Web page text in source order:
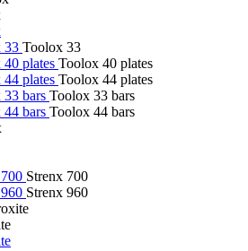
33 Toolox 33
plates Toolox 40 plates
plates Toolox 44 plates
bars Toolox 33 bars
bars Toolox 44 bars
Strenx 700
Strenx 960